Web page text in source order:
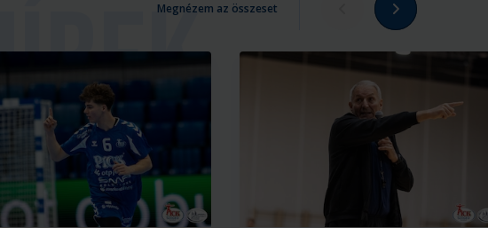
Megnézem az összeset